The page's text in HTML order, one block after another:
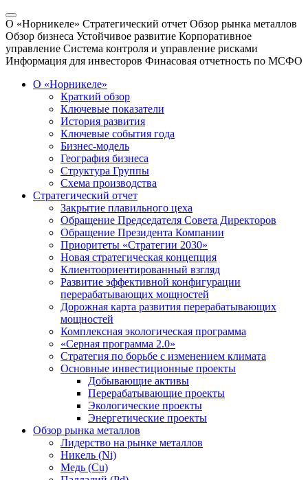
О «Норникеле» Стратегический отчет Обзор рынка металлов
Обзор бизнеса Устойчивое развитие Корпоративное
управление Система контроля и управление рисками
Информация для инвесторов Финасовая отчетность по МСФО
О «Норникеле»
Краткий обзор
Ключевые показатели
История развития
Ключевые события года
Бизнес-модель
География бизнеса
Структура Группы
Схема производства
Стратегический отчет
Закрытие плавильного цеха
Обращение Председателя Совета Директоров
Обращение Президента Компании
Приоритеты «Стратегии 2030»
Новая стратегическая концепция
Клиентоориентированный взгляд
Развитие эффективной конфигурации
перерабатывающих мощностей
Дорожная карта развития перерабатывающих
мощностей
Комплексная экологическая программа
«Серная программа 2.0»
Стратегия по борьбе с изменением климата
Основные инвестиционные проекты
Добывающие активы
Перерабатывающие проекты
Экологические проекты
Энергетические проекты
Обзор рынка металлов
Лидерство на рынке металлов
Никель (Ni)
Медь (Cu)